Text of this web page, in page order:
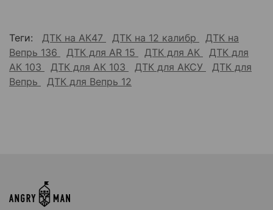
Теги: ДТК на АК47 ДТК на 12 калибр
ДТК на
Вепрь 136
ДТК для AR 15 ДТК для АК
ДТК для
АК 103
ДТК для АК 103 ДТК для АКСУ
ДТК для
Вепрь
ДТК для Вепрь 12